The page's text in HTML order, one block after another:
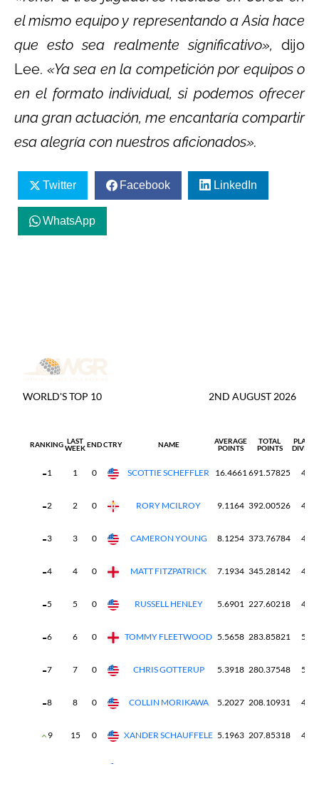
el mismo equipo y representando a Asia hace
que esto sea realmente significativo», dijo
Lee. «Ya sea en la competición por equipos o
en el formato individual, si podemos ofrecer
una gran actuación, me encantaría compartir
esa alegría con nuestros aficionados».
Twitter Facebook LinkedIn
WhatsApp